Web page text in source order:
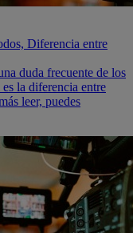
Diferencia entre
duda frecuente de los
la diferencia entre
leer, puedes